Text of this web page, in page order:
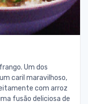
Um dos
caril maravilhoso,
com arroz
fusão deliciosa de